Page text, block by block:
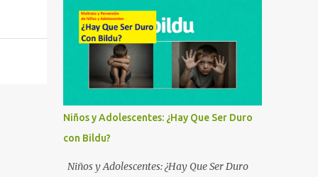
Niños y Adolescentes: ¿Hay Que Ser Duro
con Bildu?
Niños y Adolescentes: ¿Hay Que Ser Duro